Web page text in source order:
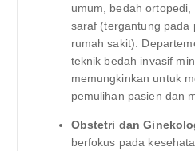
umum, bedah
saraf (tergantung pada
rumah sakit).
teknik bedah invasif
memungkinkan untuk
pemulihan pasien dan
Obstetri dan
berfokus pada